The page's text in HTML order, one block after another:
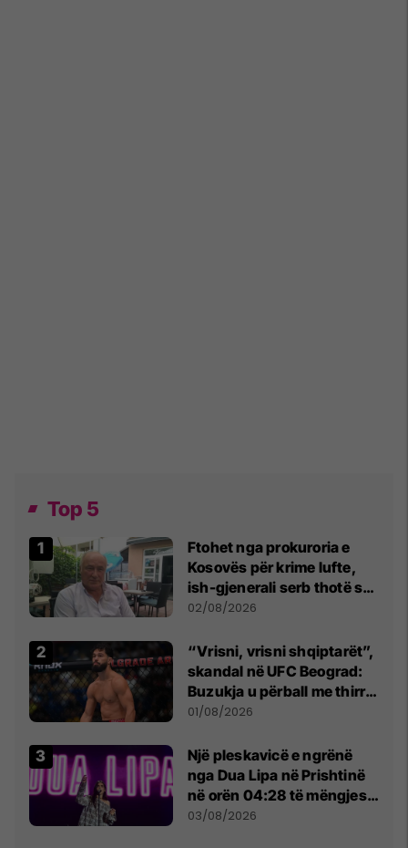
Top 5
Ftohet nga prokuroria e
Kosovës për krime lufte,
ish-gjenerali serb thotë se
dikush e tradhtoi në
02/08/2026
“Vrisni, vrisni shqiptarët”,
skandal në UFC Beograd:
Buzukja u përball me thirrje
anti-shqiptare nga
01/08/2026
Një pleskavicë e ngrënë
nga Dua Lipa në Prishtinë
në orën 04:28 të mëngjesit
- dhe bota digjitale serbe
03/08/2026